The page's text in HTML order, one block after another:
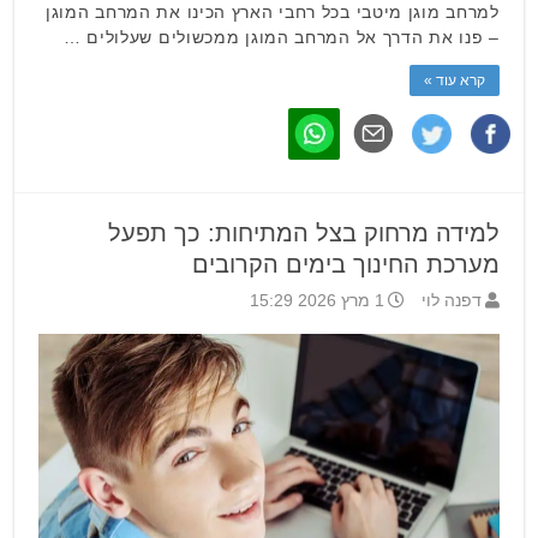
למרחב מוגן מיטבי בכל רחבי הארץ הכינו את המרחב המוגן
– פנו את הדרך אל המרחב המוגן ממכשולים שעלולים …
קרא עוד »
למידה מרחוק בצל המתיחות: כך תפעל
מערכת החינוך בימים הקרובים
דפנה לוי 1 מרץ 2026 15:29